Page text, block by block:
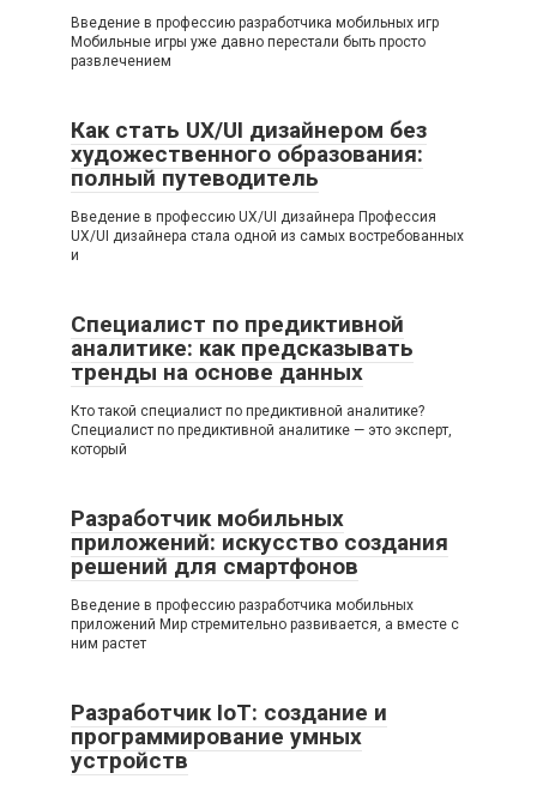
Введение в профессию разработчика мобильных игр
Мобильные игры уже давно перестали быть просто
развлечением
Как стать UX/UI дизайнером без
художественного образования:
полный путеводитель
Введение в профессию UX/UI дизайнера Профессия
UX/UI дизайнера стала одной из самых востребованных
и
Специалист по предиктивной
аналитике: как предсказывать
тренды на основе данных
Кто такой специалист по предиктивной аналитике?
Специалист по предиктивной аналитике — это эксперт,
который
Разработчик мобильных
приложений: искусство создания
решений для смартфонов
Введение в профессию разработчика мобильных
приложений Мир стремительно развивается, а вместе с
ним растет
Разработчик IoT: создание и
программирование умных
устройств